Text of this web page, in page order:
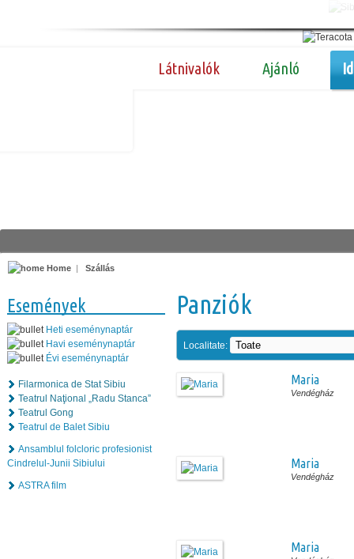
Látnivalók Ajánló
Home | Szállás
Események
Heti eseménynaptár
Havi eseménynaptár
Évi eseménynaptár
Filarmonica de Stat Sibiu
Teatrul Naţional „Radu Stanca”
Teatrul Gong
Teatrul de Balet Sibiu
Ansamblul folcloric profesionist
Cindrelul-Junii Sibiului
ASTRA film
Panziók
Localitate:
Maria
Vendégház
Maria
Vendégház
Maria